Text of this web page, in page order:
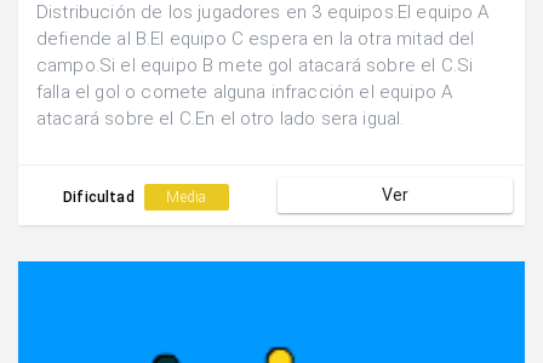
Distribución de los jugadores en 3 equipos.El equipo A
defiende al B.El equipo C espera en la otra mitad del
campo.Si el equipo B mete gol atacará sobre el C.Si
falla el gol o comete alguna infracción el equipo A
atacará sobre el C.En el otro lado sera igual.
Dificultad Media Ver